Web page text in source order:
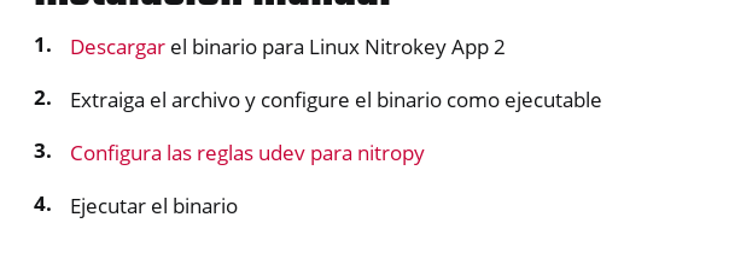
Descargar el binario para Linux Nitrokey App 2
Extraiga el archivo y configure el binario como ejecutable
Configura las reglas udev para nitropy
Ejecutar el binario